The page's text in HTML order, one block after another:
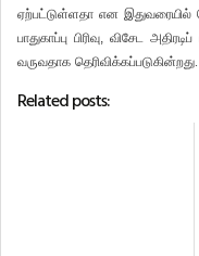
ஏற்பட்டுள்ளதா என இதுவரையில்
பாதுகாப்பு பிரிவு, விசேட அதிரடிப்
வருவதாக தெரிவிக்கப்படுகின்றது.
Related posts: